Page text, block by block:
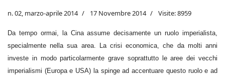
n. 02, marzo-aprile 2014 17 Novembre 2014 Visite: 8959
Da tempo ormai, la Cina assume decisamente un ruolo imperialista,
specialmente nella sua area. La crisi economica, che da molti anni
investe in modo particolarmente grave soprattutto le aree dei vecchi
imperialismi (Europa e USA) la spinge ad accentuare questo ruolo e ad